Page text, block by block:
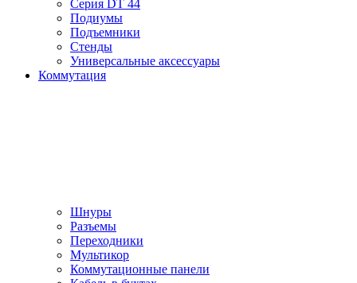
Серия DT 44
Подиумы
Подъемники
Стенды
Универсальные аксессуары
Коммутация
Шнуры
Разъемы
Переходники
Мультикор
Коммутационные панели